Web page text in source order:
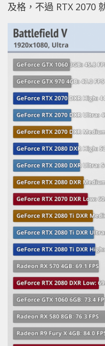
及格，不過 RTX 2070